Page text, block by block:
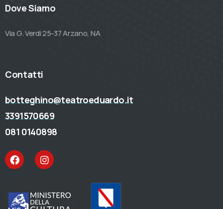
Dove Siamo
Via G. Verdi 25-37 Arzano, NA
Contatti
botteghino@teatroeduardo.it
3391570669
081 0140898